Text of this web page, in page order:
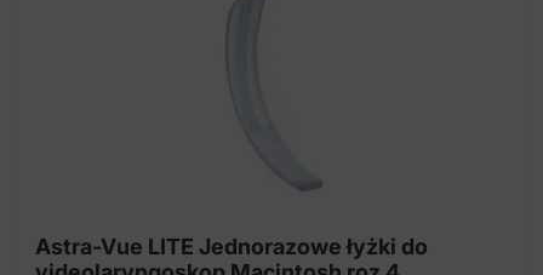
Astra-Vue LITE Jednorazowe łyżki do